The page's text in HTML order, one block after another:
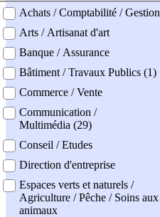
professionel
Achats / Comptabilité / Gestion
Arts / Artisanat d'art
Banque / Assurance
Bâtiment / Travaux Publics (1)
Commerce / Vente
Communication /
Multimédia (29)
Conseil / Etudes
Direction d'entreprise
Espaces verts et naturels /
Agriculture / Pêche / Soins aux
animaux